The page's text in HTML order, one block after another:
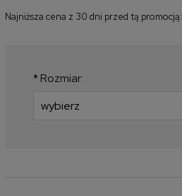
Najniższa cena z 30 dni przed tą promocją:
* Rozmiar: